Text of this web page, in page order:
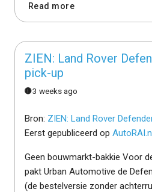
Read more
ZIEN: Land Rover
pick-up
3 weeks ago
Bron: ZIEN: Land Rover
Eerst gepubliceerd op
Geen bouwmarkt-bakkie Voor
pakt Urban Automotive de
(de bestelversie zonder